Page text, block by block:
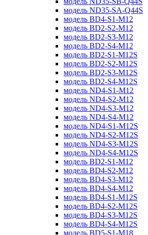
модель ND35-SA-Q44S
модель BD4-S1-M12
модель BD2-S2-M12
модель BD2-S3-M12
модель BD2-S4-M12
модель BD2-S1-M12S
модель BD2-S2-M12S
модель BD2-S3-M12S
модель BD2-S4-M12S
модель ND4-S1-M12
модель ND4-S2-M12
модель ND4-S3-M12
модель ND4-S4-M12
модель ND4-S1-M12S
модель ND4-S2-M12S
модель ND4-S3-M12S
модель ND4-S4-M12S
модель BD2-S1-M12
модель BD4-S2-M12
модель BD4-S3-M12
модель BD4-S4-M12
модель BD4-S1-M12S
модель BD4-S2-M12S
модель BD4-S3-M12S
модель BD4-S4-M12S
модель BD5-S1-M18